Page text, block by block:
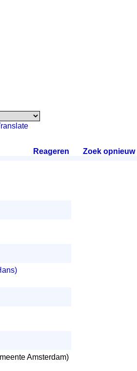
Reageren Zoek opnieuw.
Amsterdam)